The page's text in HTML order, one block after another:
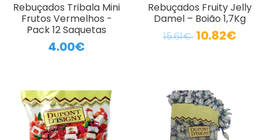
Rebuçados Tribala Mini
Frutos Vermelhos -
Pack 12 Saquetas
4.00€
Rebuçados Fruity Jelly
Damel – Boião 1,7Kg
15.61€ 10.82€